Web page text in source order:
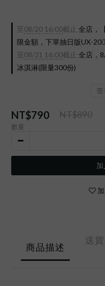
至08/20 16:00截止
全店，
限金額，下單抽日版UX-
至08/31 16:00截止
全店，
冰淇淋(限量300份)
查
NT$790 NT$890
數量
商品描述
送